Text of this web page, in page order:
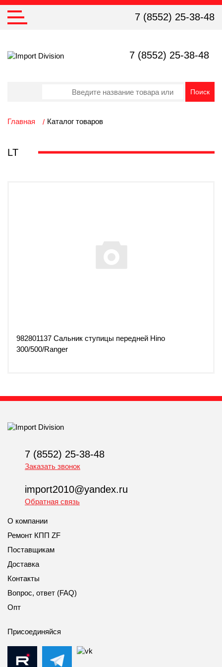
7 (8552) 25-38-48
7 (8552) 25-38-48
Главная Каталог товаров
LT
982801137 Сальник ступицы передней Hino
300/500/Ranger
7 (8552) 25-38-48
Заказать звонок
import2010@yandex.ru
Обратная связь
О компании
Ремонт КПП ZF
Поставщикам
Доставка
Контакты
Вопрос, ответ (FAQ)
Опт
Присоединяйся